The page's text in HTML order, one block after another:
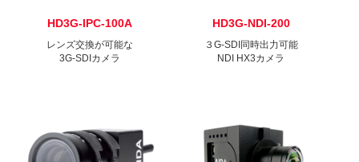
HD3G-IPC-100A
レンズ交換が可能な
3G-SDIカメラ
HD3G-NDI-200
３G-SDI同時出力可能
NDI HX3カメラ